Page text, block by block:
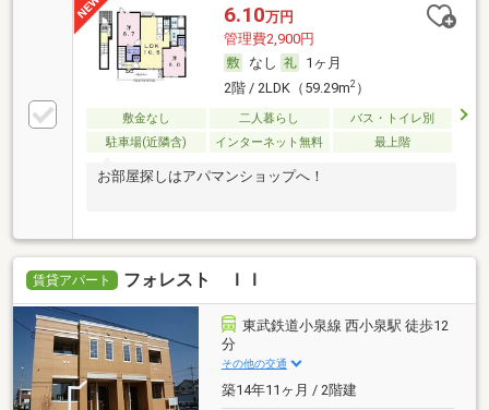
6.10万円
管理費2,900円
なし
1ヶ月
2階 / 2LDK（59.29m2）
敷金なし 二人暮らし
バス・トイレ別
駐車場(近隣含)
インターネット無料 最上階
お部屋探しはアパマンショップへ！
賃貸アパート フォレスト ＩＩ
東武鉄道小泉線 西小泉駅 徒歩12
分
その他の交通
築14年11ヶ月 / 2階建